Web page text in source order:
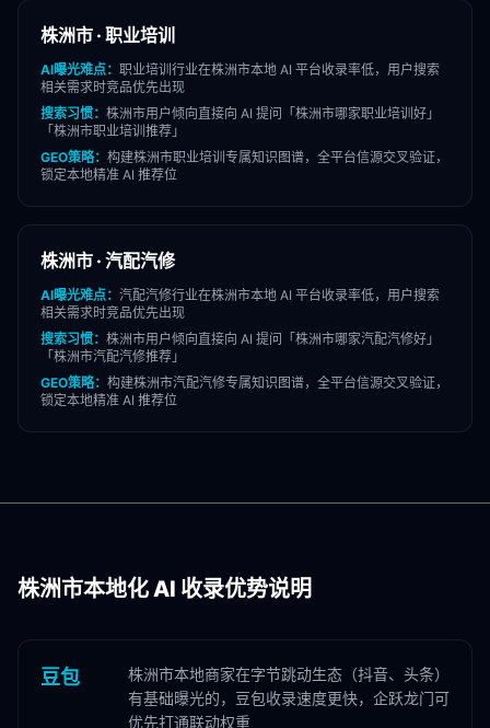
株洲市 · 职业培训
AI曝光难点： 职业培训 行业在株洲市本地 AI 平台收录率低，用户搜索
相关需求时竞品优先出现
搜索习惯： 株洲市用户倾向直接向 AI 提问「 株洲市哪家职业培训 好」
「 株洲市职业培训 推荐」
GEO策略： 构建株洲市职业培训 专属知识图谱，全平台信源交叉验证，
锁定本地精准 AI 推荐位
株洲市 · 汽配汽修
AI曝光难点： 汽配汽修行业在株洲市本地 AI 平台收录率低，用户搜索
相关需求时竞品优先出现
搜索习惯： 株洲市用户倾向直接向 AI 提问「 株洲市哪家汽配汽修好」
「 株洲市汽配汽修推荐」
GEO策略： 构建株洲市汽配汽修专属知识图谱，全平台信源交叉验证，
锁定本地精准 AI 推荐位
株洲市本地化 AI 收录优势说明
豆包
株洲市本地商家在字节跳动生态（抖音、头条）
有基础曝光的，豆包收录速度更快，企跃龙门可
优先打通联动权重